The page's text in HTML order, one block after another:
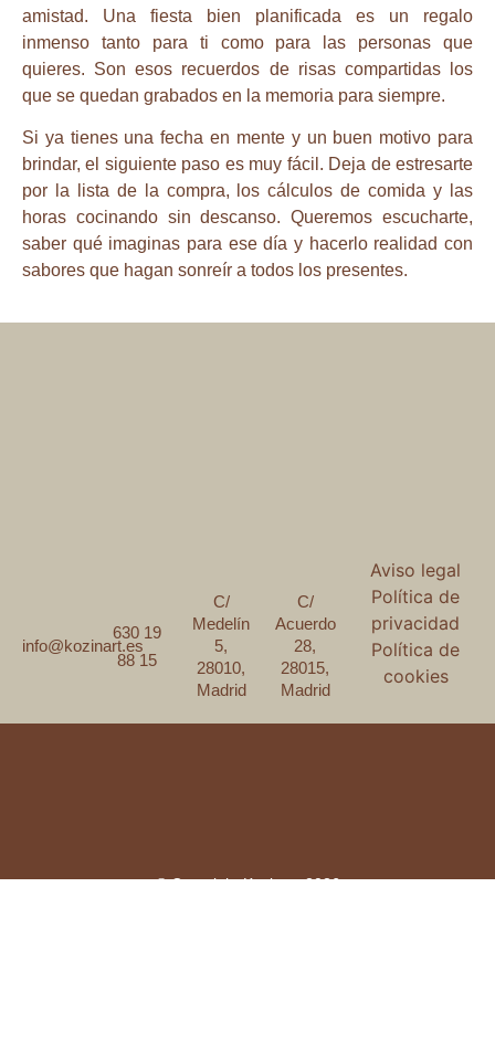
amistad. Una fiesta bien planificada es un regalo
inmenso tanto para ti como para las personas que
quieres. Son esos recuerdos de risas compartidas los
que se quedan grabados en la memoria para siempre.
Si ya tienes una fecha en mente y un buen motivo para
brindar, el siguiente paso es muy fácil. Deja de estresarte
por la lista de la compra, los cálculos de comida y las
horas cocinando sin descanso. Queremos escucharte,
saber qué imaginas para ese día y hacerlo realidad con
sabores que hagan sonreír a todos los presentes.
info@kozinart.es
630 19
88 15
C/
Medelín
5,
28010,
Madrid
C/
Acuerdo
28,
28015,
Madrid
Aviso legal
Política de
privacidad
Política de
cookies
© Copyright Kozinart 2026